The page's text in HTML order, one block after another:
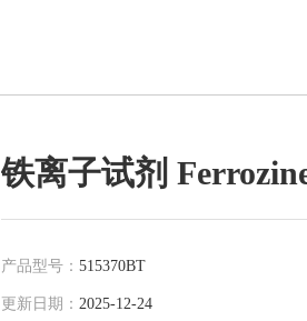
铁离子试剂
产品型号： 515370BT
更新日期： 2025-12-24